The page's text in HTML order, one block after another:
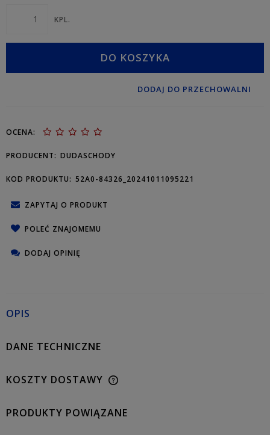
KPL.
DO KOSZYKA
DODAJ DO PRZECHOWALNI
OCENA:
PRODUCENT: DUDASCHODY
KOD PRODUKTU: 52A0-84326_20241011095221
ZAPYTAJ O PRODUKT
POLEĆ ZNAJOMEMU
DODAJ OPINIĘ
OPIS
DANE TECHNICZNE
KOSZTY DOSTAWY
PRODUKTY POWIĄZANE